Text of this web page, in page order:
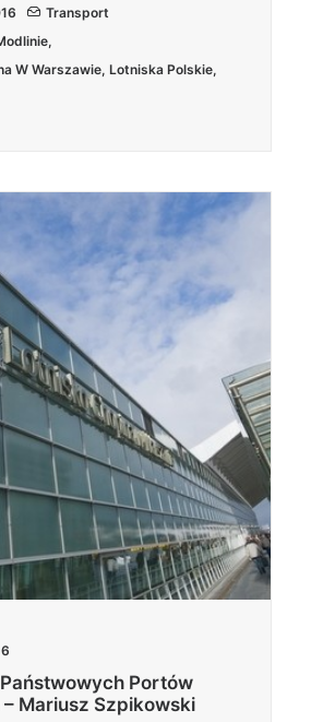
Transport
,
W Warszawie, Lotniska Polskie,
Portów
Mariusz Szpikowski